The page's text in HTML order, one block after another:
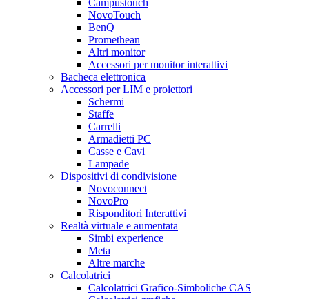
NovoTouch
BenQ
Promethean
Altri monitor
Accessori per monitor interattivi
Bacheca elettronica
Accessori per LIM e proiettori
Schermi
Staffe
Carrelli
Armadietti PC
Casse e Cavi
Lampade
Dispositivi di condivisione
Novoconnect
NovoPro
Risponditori Interattivi
Realtà virtuale e aumentata
Simbi experience
Meta
Altre marche
Calcolatrici
Calcolatrici Grafico-Simboliche CAS